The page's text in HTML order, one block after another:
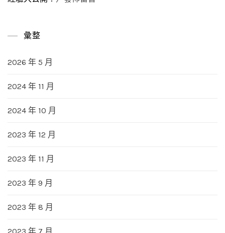
彙整
2026 年 5 月
2024 年 11 月
2024 年 10 月
2023 年 12 月
2023 年 11 月
2023 年 9 月
2023 年 8 月